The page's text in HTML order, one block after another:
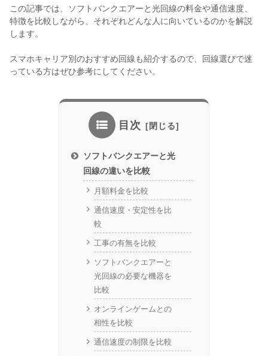
この記事では、ソフトバンクエアーと光回線の料金や通信速度、
特徴を比較しながら、それぞれどんな人に向いているのかを解説
します。
スマホキャリア別のおすすめ回線も紹介するので、回線選びで迷
っている方はぜひ参考にしてください。
目次
ソフトバンクエアーと光
回線の違いを比較
月額料金を比較
通信速度・安定性を比
較
工事の有無を比較
ソフトバンクエアーと
光回線の必要な機器を
比較
オンラインゲームとの
相性を比較
通信速度の制限を比較